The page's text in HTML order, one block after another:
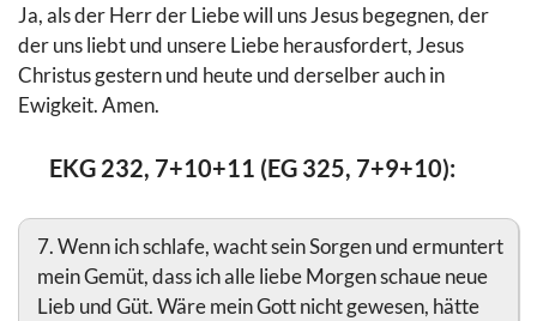
Ja, als der Herr der Liebe will uns Jesus begegnen, der
der uns liebt und unsere Liebe herausfordert, Jesus
Christus gestern und heute und derselber auch in
Ewigkeit. Amen.
EKG 232, 7+10+11 (EG 325, 7+9+10):
7. Wenn ich schlafe, wacht sein Sorgen und ermuntert
mein Gemüt, dass ich alle liebe Morgen schaue neue
Lieb und Güt. Wäre mein Gott nicht gewesen, hätte